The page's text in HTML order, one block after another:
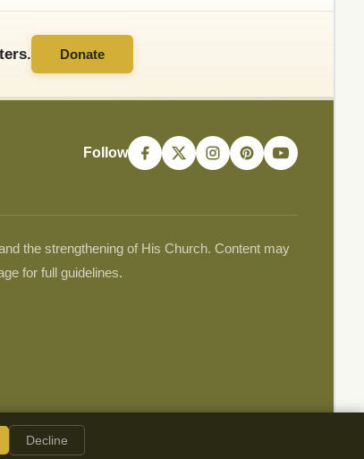
Donate
Follow
the strengthening of His Church. Content may
for full guidelines.
Decline